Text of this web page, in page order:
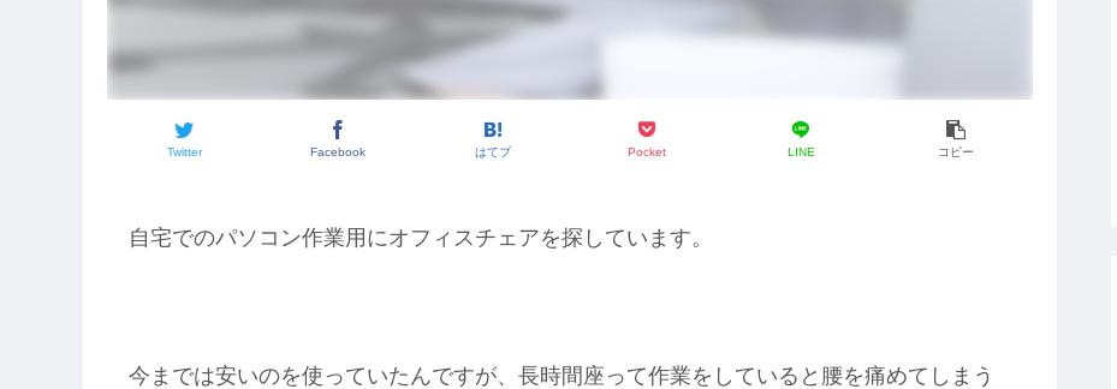
Twitter Facebook はてブ Pocket LINE コピー
自宅でのパソコン作業用にオフィスチェアを探しています。
今までは安いのを使っていたんですが、長時間座って作業をしていると腰を痛めてしまう